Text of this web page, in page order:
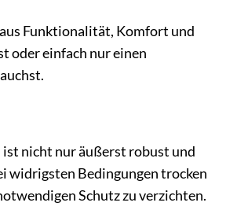
Funktionalität, Komfort und
oder einfach nur einen
nicht nur äußerst robust und
widrigsten Bedingungen trocken
Schutz zu verzichten.